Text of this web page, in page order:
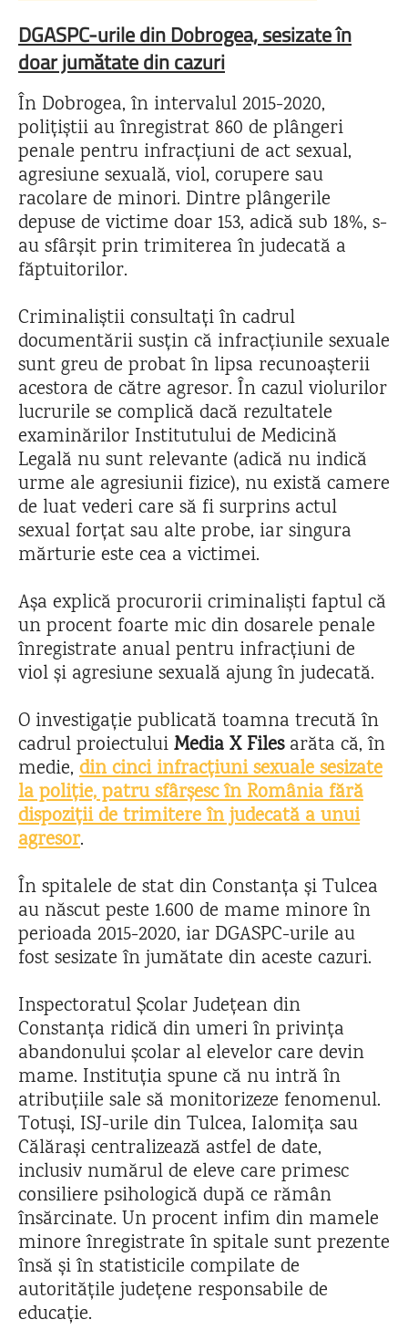
DGASPC-urile din Dobrogea, sesizate în
doar jumătate din cazuri
În Dobrogea, în intervalul 2015-2020,
polițiștii au înregistrat 860 de plângeri
penale pentru infracțiuni de act sexual,
agresiune sexuală, viol, corupere sau
racolare de minori. Dintre plângerile
depuse de victime doar 153, adică sub 18%, s-
au sfârșit prin trimiterea în judecată a
făptuitorilor.
Criminaliștii consultați în cadrul
documentării susțin că infracțiunile sexuale
sunt greu de probat în lipsa recunoașterii
acestora de către agresor. În cazul violurilor
lucrurile se complică dacă rezultatele
examinărilor Institutului de Medicină
Legală nu sunt relevante (adică nu indică
urme ale agresiunii fizice), nu există camere
de luat vederi care să fi surprins actul
sexual forțat sau alte probe, iar singura
mărturie este cea a victimei.
Așa explică procurorii criminaliști faptul că
un procent foarte mic din dosarele penale
înregistrate anual pentru infracțiuni de
viol și agresiune sexuală ajung în judecată.
O investigație publicată toamna trecută în
cadrul proiectuluiMedia X Filesarăta că, în
medie, din cinci infracțiuni sexuale sesizate
la poliție, patru sfârșesc în România fără
dispoziții de trimitere în judecată a unui
agresor.
În spitalele de stat din Constanța și Tulcea
au născut peste 1.600 de mame minore în
perioada 2015-2020, iar DGASPC-urile au
fost sesizate în jumătate din aceste cazuri.
Inspectoratul Școlar Județean din
Constanța ridică din umeri în privința
abandonului școlar al elevelor care devin
mame. Instituția spune că nu intră în
atribuțiile sale să monitorizeze fenomenul.
Totuși, ISJ-urile din Tulcea, Ialomița sau
Călărași centralizează astfel de date,
inclusiv numărul de eleve care primesc
consiliere psihologică după ce rămân
însărcinate. Un procent infim din mamele
minore înregistrate în spitale sunt prezente
însă și în statisticile compilate de
autoritățile județene responsabile de
educație.